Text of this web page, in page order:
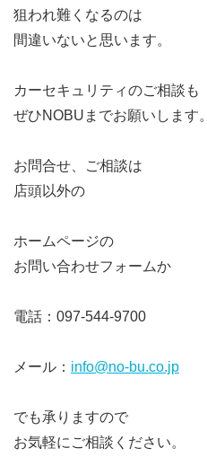
狙われ難くなるのは
間違いないと思います。
カーセキュリティのご相談も
ぜひNOBUまでお願いします。
お問合せ、ご相談は
店頭以外の
ホームページの
お問い合わせフォームか
電話：097-544-9700
メール： info@no-bu.co.jp
でも承りますので
お気軽にご相談ください。